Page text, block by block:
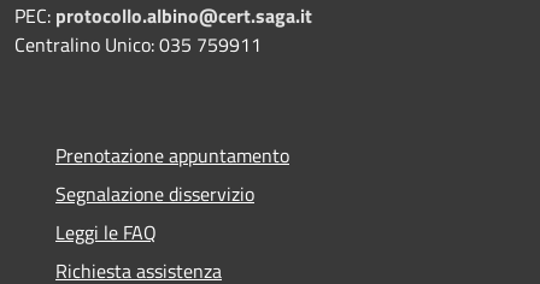
PEC: protocollo.albino@cert.saga.it
Centralino Unico: 035 759911
Prenotazione appuntamento
Segnalazione disservizio
Leggi le FAQ
Richiesta assistenza